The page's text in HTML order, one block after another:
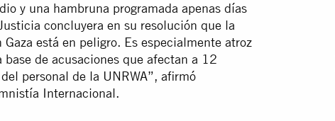
y una hambruna programada apenas días
concluyera en su resolución que la
está en peligro. Es especialmente atroz
de acusaciones que afectan a 12
personal de la UNRWA”, afirmó
Internacional.